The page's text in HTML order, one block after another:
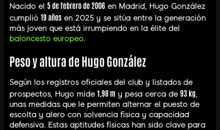
Nacido el 5 de febrero de 2006 en Madrid, Hugo González
cumplió 19 años en 2025 y se sitúa entre la generación
más joven que está irrumpiendo en la élite del
baloncesto europeo.
Peso y altura de Hugo González
Según los registros oficiales del club y listados de
prospectos, Hugo mide 1,98 m y pesa cerca de 93 kg,
unas medidas que le permiten alternar el puesto de
escolta y alero con solvencia física y capacidad
defensiva. Estas aptitudes físicas han sido clave para